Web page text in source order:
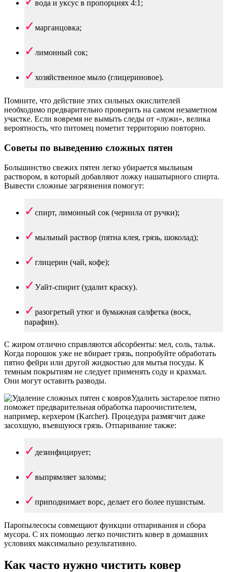
вода и уксус в пропорциях 4:1;
марганцовка;
лимонный сок;
хозяйственное мыло (глицериновое).
Помните, что действие этих сильных окислителей
необходимо предварительно проверить на самом незаметном
участке. Если вовремя не вымыть следы от «лужи», велика
вероятность, что питомец пометит территорию повторно.
Советы по выведению сложных пятен
Большинство свежих пятен легко убирается мыльным
раствором, в который добавляют ложку нашатырного спирта.
Вывести сложные загрязнения помогут:
спирт, лимонный сок (чернила от ручки);
мыльный раствор (пятна клея, грязь, шоколад);
глицерин (чай, кофе);
Уайт-спирит (удалит краску).
разогретый утюг и бумажная салфетка (воск,
парафин).
С жиром отлично справляются абсорбенты: мел, соль, тальк.
Когда порошок уже не вбирает грязь, попробуйте обработать
пятно фейри или другой жидкостью для мытья посуды. К
темным покрытиям не следует применять соду и крахмал.
Они могут оставить разводы.
Удалить застарелое пятно
поможет предварительная обработка пароочистителем,
например, керхером (Karcher). Процедура размягчит даже
засохшую, въевшуюся грязь. Отпаривание также:
дезинфицирует;
выпрямляет заломы;
приподнимает ворс, делает его более пушистым.
Паропылесосы совмещают функции отпаривания и сбора
мусора. С их помощью легко почистить ковер в домашних
условиях максимально результативно.
Как часто нужно чистить ковер